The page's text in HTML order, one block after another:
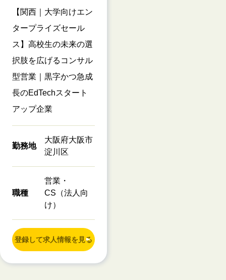
【関西｜大学向けエン
タープライズセール
ス】高校生の未来の選
択肢を広げるコンサル
型営業｜黒字かつ急成
長のEdTechスタート
アップ企業
勤務地
大阪府大阪市
淀川区
職種
営業・
CS（法人向
け）
登録して求人情報を見る